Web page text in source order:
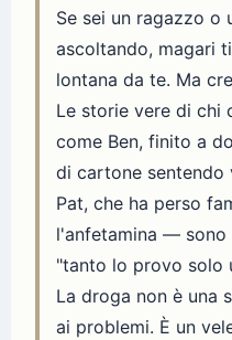
Se sei un ragazzo o
ascoltando, magari
lontana da te. Ma
Le storie vere di chi
come Ben, finito a
di cartone sentendo
Pat, che ha perso
l'anfetamina —
"tanto lo provo solo
La droga non è una
ai problemi. È un